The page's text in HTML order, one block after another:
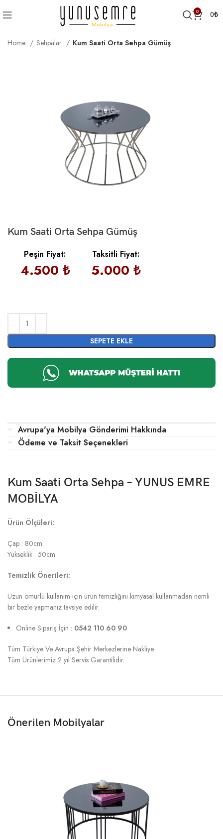
0 0₺
Home Sehpalar Kum Saati Orta Sehpa Gümüş
Kum Saati Orta Sehpa Gümüş
Peşin Fiyat:
4.500 ₺
Taksitli Fiyat:
5.000 ₺
SEPETE EKLE
Avrupa'ya Mobilya Gönderimi Hakkında
Ödeme ve Taksit Seçenekleri
Kum Saati Orta Sehpa – YUNUS EMRE
MOBİLYA
Ürün Ölçüleri:
Çap : 80cm
Yükseklik : 50cm
Temizlik Önerileri:
Uzun ömürlü kullanım için ürün temizliğini kimyasal kullanmadan nemli
bir bezle yapmanız tavsiye edilir.
Online Sipariş İçin : 0542 110 60 90
Tüm Türkiye Ve Avrupa Şehir Merkezlerine Nakliye
Tüm Ürünlerimiz 2 yıl Servis Garantilidir.
Önerilen Mobilyalar